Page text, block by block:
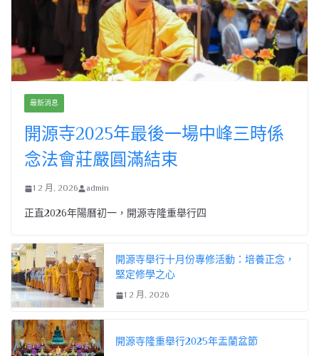
最新消息
開源寺2025年最後一場中峰三時係
念法會莊嚴圓滿結束
1 2 月, 2026 admin
正直2026年陽曆初一，開源寺隆重舉行四
開源寺舉行十月份專修活動：培養正念，
堅定修學之心
1 2 月, 2026
開源寺隆重舉行2025年盂蘭盆節